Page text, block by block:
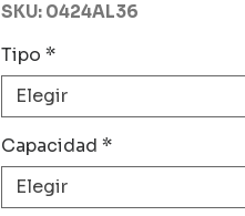
SKU: 0424AL36
Tipo *
Elegir
Capacidad *
Elegir